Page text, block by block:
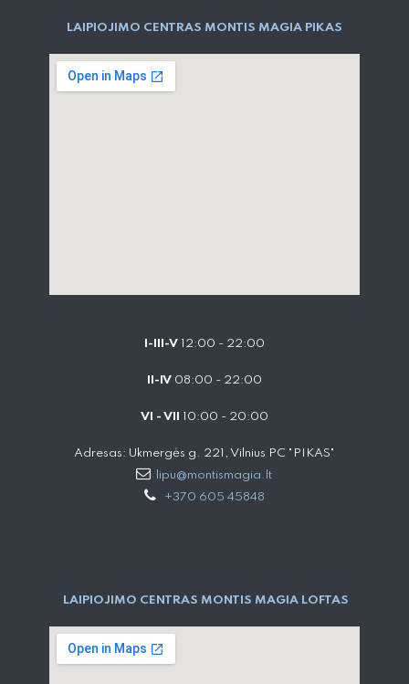
LAIPIOJIMO CENTRAS MONTIS MAGIA PIKAS
I-III-V 12:00 - 22:00
II-IV 08:00 - 22:00
VI - VII 10:00 - 20:00
Adresas: Ukmergės g. 221, Vilnius PC "PIKAS"
lipu@montismagia.lt
+370 605 45848
LAIPIOJIMO CENTRAS MONTIS MAGIA LOFTAS